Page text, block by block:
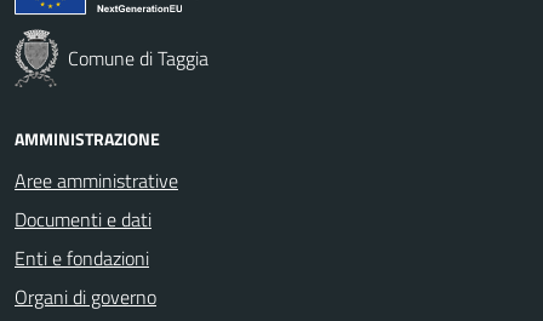
Comune di Taggia
AMMINISTRAZIONE
Aree amministrative
Documenti e dati
Enti e fondazioni
Organi di governo